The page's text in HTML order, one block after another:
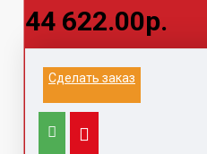
44 622.00р.
Сделать заказ
Информация на
Выезд к заказчику